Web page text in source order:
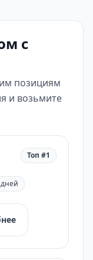
с
позициям
и возьмите
Топ #1